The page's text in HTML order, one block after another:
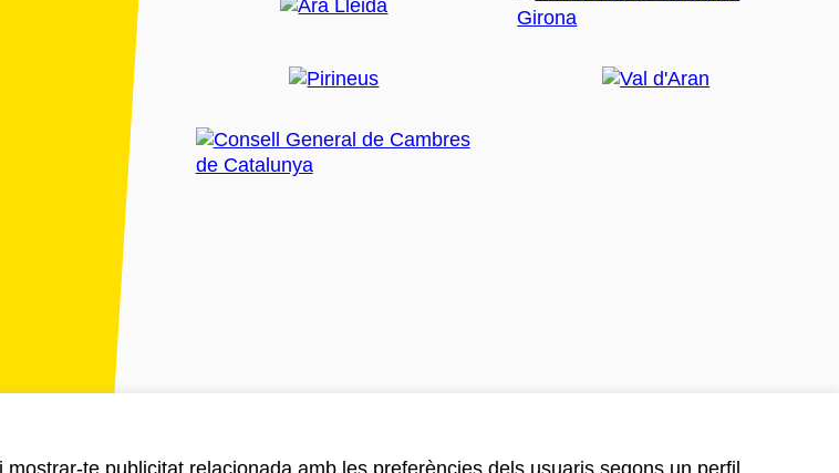
te publicitat relacionada amb les preferències dels usuaris segons un perfil